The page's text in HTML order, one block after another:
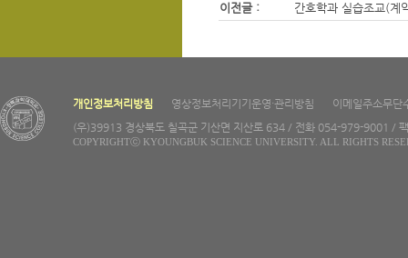
이전글 :
간호학과 실습조교(계
개인정보처리방침 영상정보처리기기운영·관리방침
이메일주소무단
(우)39913 경상북도 칠곡군 기산면 지산로 634 / 전화 054-979-9001 /
COPYRIGHTⓒ KYOUNGBUK SCIENCE UNIVERSITY. ALL RIGHTS